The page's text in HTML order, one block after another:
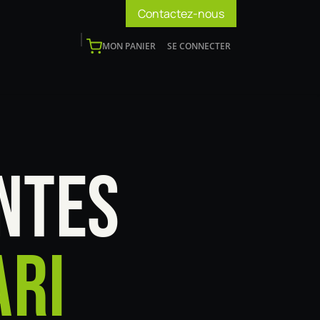
Contactez-nous
MON PANIER SE CONNECTER